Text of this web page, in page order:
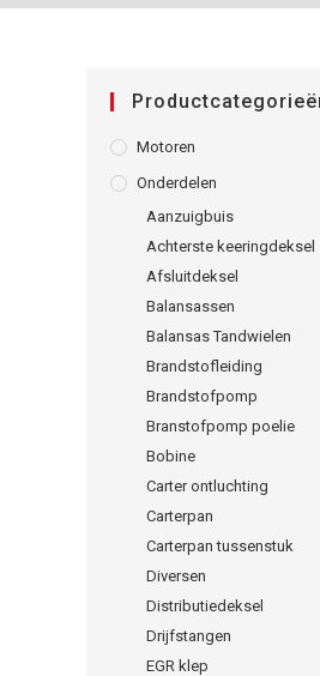
Motoren
Onderdelen
Aanzuigbuis
Achterste keeringdeksel
Afsluitdeksel
Balansassen
Balansas Tandwielen
Brandstofleiding
Brandstofpomp
Branstofpomp poelie
Bobine
Carter ontluchting
Carterpan
Carterpan tussenstuk
Diversen
Distributiedeksel
Drijfstangen
EGR klep